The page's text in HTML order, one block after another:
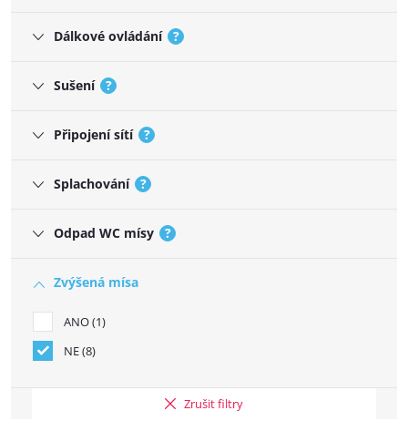
Dálkové ovládání ?
Sušení ?
Připojení sítí ?
Splachování ?
Odpad WC mísy ?
Zvýšená mísa
ANO 1
NE 8
Zrušit filtry